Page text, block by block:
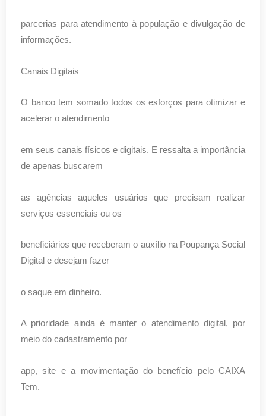
parcerias para atendimento à população e divulgação de
informações.
Canais Digitais
O banco tem somado todos os esforços para otimizar e
acelerar o atendimento
em seus canais físicos e digitais. E ressalta a importância
de apenas buscarem
as agências aqueles usuários que precisam realizar
serviços essenciais ou os
beneficiários que receberam o auxílio na Poupança Social
Digital e desejam fazer
o saque em dinheiro.
A prioridade ainda é manter o atendimento digital, por
meio do cadastramento por
app, site e a movimentação do benefício pelo CAIXA
Tem.